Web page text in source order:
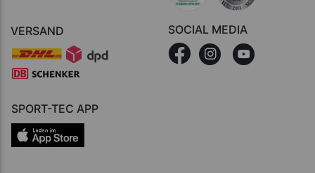
VERSAND SOCIAL MEDIA
SPORT-TEC APP